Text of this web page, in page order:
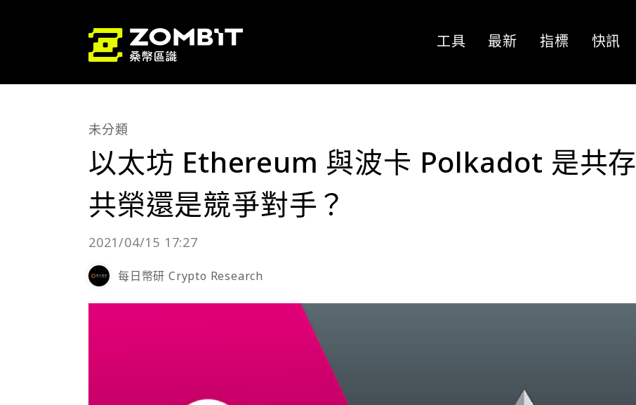
工具 最新 指標 快訊
未分類
以太坊 Ethereum 與波卡 Polkadot 是共存
共榮還是競爭對手？
2021/04/15 17:27
每日幣研 Crypto Research